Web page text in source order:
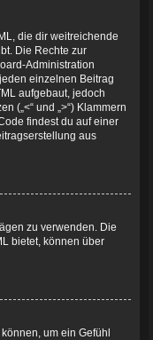
die dir weitreichende
Die Rechte zur
Administration
einzelnen Beitrag
aufgebaut, jedoch
(„<“ und „>“) Klammern
findest du auf einer
aus
zu verwenden. Die
bietet, können über
um ein Gefühl